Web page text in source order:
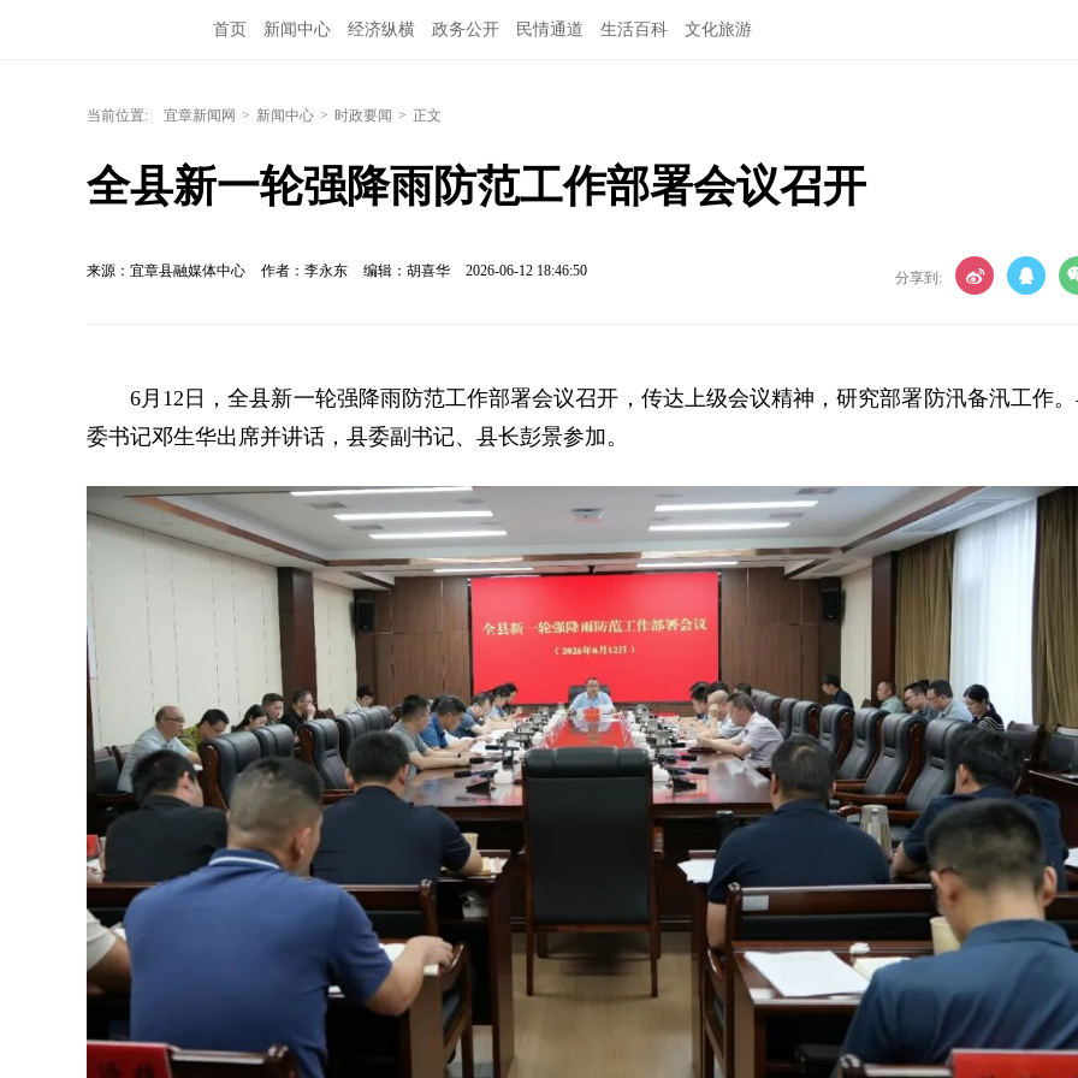
首页 新闻中心 经济纵横 政务公开 民情通道 生活百科 文化旅游
当前位置: 宜章新闻网 > 新闻中心 > 时政要闻 > 正文
全县新一轮强降雨防范工作部署会议召开
来源：宜章县融媒体中心 作者：李永东 编辑：胡喜华 2026-06-12 18:46:50 分享到:
6月12日，全县新一轮强降雨防范工作部署会议召开，传达上级会议精神，研究部署防汛备汛工作
委书记邓生华出席并讲话，县委副书记、县长彭景参加。